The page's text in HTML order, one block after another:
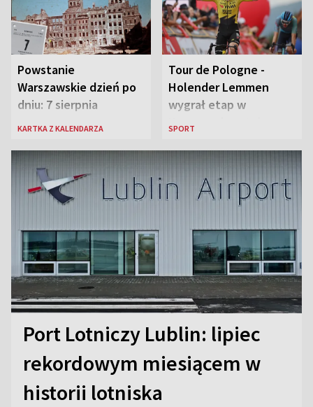
Powstanie
Warszawskie dzień po
dniu: 7 sierpnia
KARTKA Z KALENDARZA
Tour de Pologne -
Holender Lemmen
wygrał etap w
SPORT
Port Lotniczy Lublin: lipiec
rekordowym miesiącem w
historii lotniska